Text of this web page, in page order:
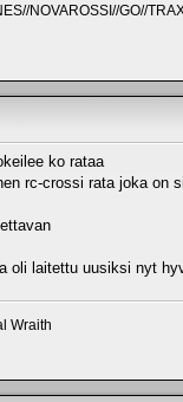
NOVAROSSI//GO//
ko rataa
rc-crossi rata joka on
oli laitettu uusiksi nyt
Wraith